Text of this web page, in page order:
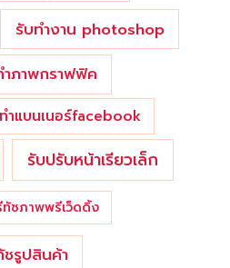
รับทำงาน photoshop
ำภาพกราฟฟิค
ำแบนเนอร์facebook
รับปรับหน้าเรียวเล็ก
ทัชภาพพรีเว็ดดิ้ง
ชรูปสินค้า